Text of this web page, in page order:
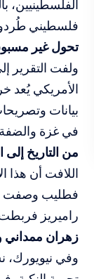
فلسطيني طُردوا، وأن أكثر
تحول غير
ولفت التقرير
الأمريكي يُعد
في غزة والضفة
من التاريخ إلى
اللافت أن هذا
فطليب وصفت
راميريز فربطت
زهران ممداني
وفي نيويورك،